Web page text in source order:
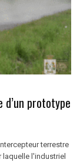
d’un prototype
terrestre
laquelle l'industriel